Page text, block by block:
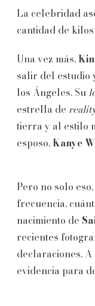
La celebridad
cantidad de
Una vez más,
salir del estudio
los Ángeles. Su
estrella de
tierra y al estilo
esposo, Kanye
Pero no solo
frecuencia,
nacimiento de
recientes
declaraciones.
evidencia para